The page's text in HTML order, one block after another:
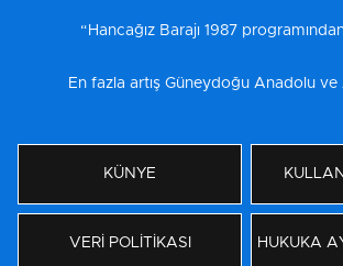
“Hancağız Barajı 1987 programından
En fazla artış Güneydoğu Anadolu ve
KÜNYE
VERİ POLİTİKASI HUKUKA